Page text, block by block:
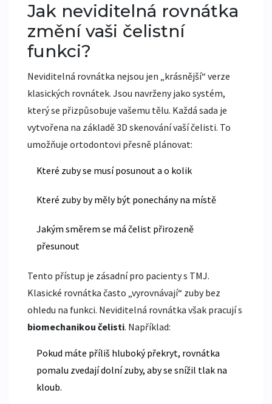
Jak neviditelná rovnátka
změní vaši čelistní
funkci?
Neviditelná rovnátka nejsou jen „krásnější“ verze
klasických rovnátek. Jsou navrženy jako systém,
který se přizpůsobuje vašemu tělu. Každá sada je
vytvořena na základě 3D skenování vaší čelisti. To
umožňuje ortodontovi přesně plánovat:
Které zuby se musí posunout a o kolik
Které zuby by měly být ponechány na místě
Jakým směrem se má čelist přirozeně
přesunout
Tento přístup je zásadní pro pacienty s TMJ.
Klasické rovnátka často „vyrovnávají“ zuby bez
ohledu na funkci. Neviditelná rovnátka však pracují s
biomechanikou čelisti. Například:
Pokud máte příliš hluboký překryt, rovnátka
pomalu zvedají dolní zuby, aby se snížil tlak na
kloub.